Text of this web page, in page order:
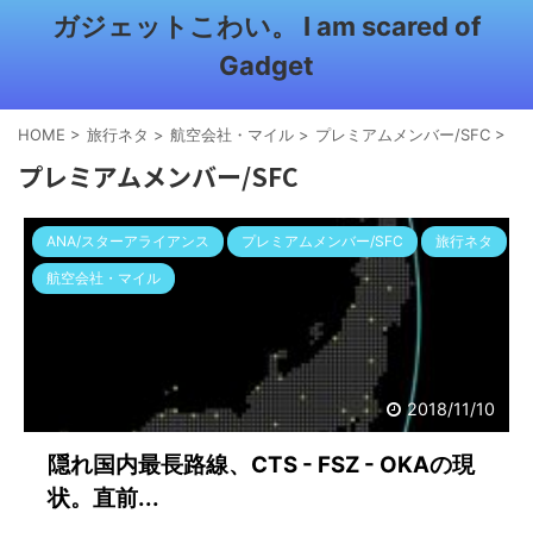
ガジェットこわい。 I am scared of
Gadget
HOME > 旅行ネタ > 航空会社・マイル > プレミアムメンバー/SFC >
プレミアムメンバー/SFC
2018/11/10
ANA/スターアライアンス プレミアムメンバー/SFC 旅行ネタ
航空会社・マイル
隠れ国内最長路線、CTS - FSZ - OKAの現
状。直前...